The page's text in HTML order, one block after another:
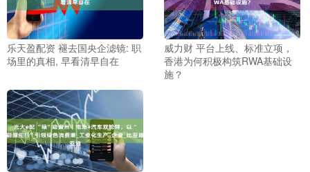
乐天盈配资 褪去国央企滤镜: 职
场里的真相, 早看清早自在
威力财 平台上线、标准立项，
香港为何积极构筑RWA基础设
施？